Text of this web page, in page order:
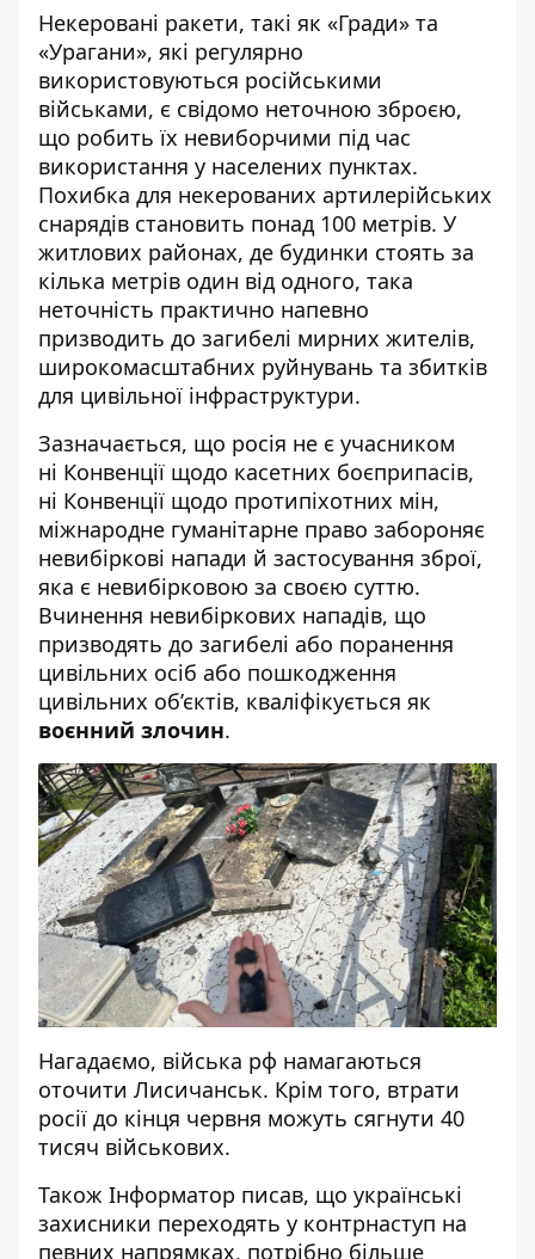
Некеровані ракети, такі як «Гради» та
«Урагани», які регулярно
використовуються російськими
військами, є свідомо неточною зброєю,
що робить їх невиборчими під час
використання у населених пунктах.
Похибка для некерованих артилерійських
снарядів становить понад 100 метрів. У
житлових районах, де будинки стоять за
кілька метрів один від одного, така
неточність практично напевно
призводить до загибелі мирних жителів,
широкомасштабних руйнувань та збитків
для цивільної інфраструктури.
Зазначається, що росія не є учасником
ні Конвенції щодо касетних боєприпасів,
ні Конвенції щодо протипіхотних мін,
міжнародне гуманітарне право забороняє
невибіркові напади й застосування зброї,
яка є невибірковою за своєю суттю.
Вчинення невибіркових нападів, що
призводять до загибелі або поранення
цивільних осіб або пошкодження
цивільних об’єктів, кваліфікується як
воєнний злочин.
Нагадаємо, війська рф намагаються
оточити Лисичанськ. Крім того, втрати
росії до кінця червня можуть сягнути 40
тисяч військових.
Також Інформатор писав, що українські
захисники переходять у контрнаступ на
певних напрямках, потрібно більше